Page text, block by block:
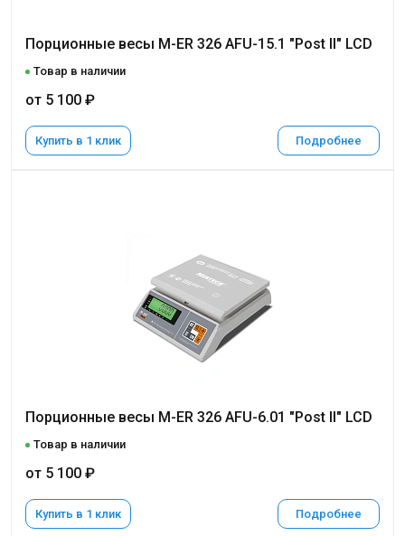
Порционные весы M-ER 326 AFU-15.1 "Post II" LCD
Товар в наличии
от 5 100 ₽
Купить в 1 клик Подробнее
Порционные весы M-ER 326 AFU-6.01 "Post II" LCD
Товар в наличии
от 5 100 ₽
Купить в 1 клик Подробнее